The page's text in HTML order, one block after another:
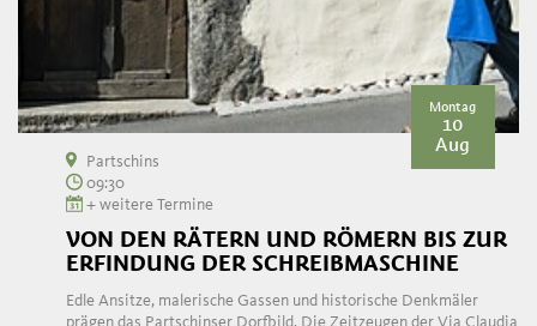
Montag
10
Aug
Partschins
09:30
+ weitere Termine
VON DEN RÄTERN UND RÖMERN BIS ZUR
ERFINDUNG DER SCHREIBMASCHINE
Edle Ansitze, malerische Gassen und historische Denkmäler
prägen das Partschinser Dorfbild. Die Zeitzeugen der Via Claudia